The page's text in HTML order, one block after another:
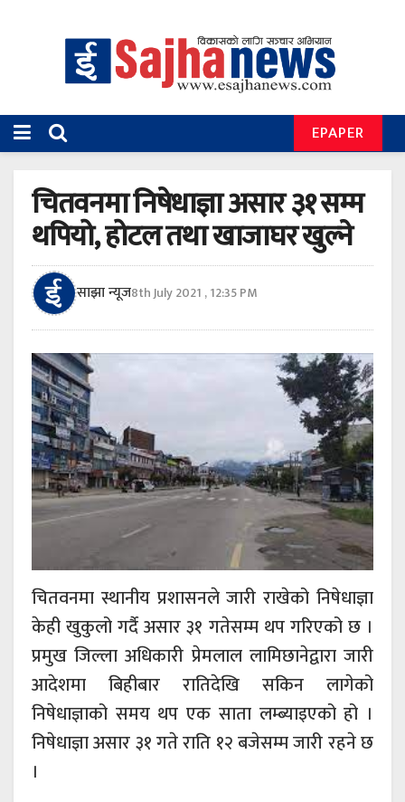
EPAPER
चितवनमा निषेधाज्ञा असार ३१ सम्म
थपियो, होटल तथा खाजाघर खुल्ने
साझा न्यूज8th July 2021 , 12:35 PM
चितवनमा स्थानीय प्रशासनले जारी राखेको निषेधाज्ञा
केही खुकुलो गर्दै असार ३१ गतेसम्म थप गरिएको छ ।
प्रमुख जिल्ला अधिकारी प्रेमलाल लामिछानेद्वारा जारी
आदेशमा बिहीबार रातिदेखि सकिन लागेको
निषेधाज्ञाको समय थप एक साता लम्ब्याइएको हो ।
निषेधाज्ञा असार ३१ गते राति १२ बजेसम्म जारी रहने छ
।